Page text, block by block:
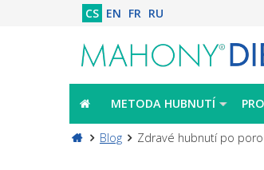
CS EN FR RU
METODA HUBNUTÍ
Blog Zdravé hubnutí po